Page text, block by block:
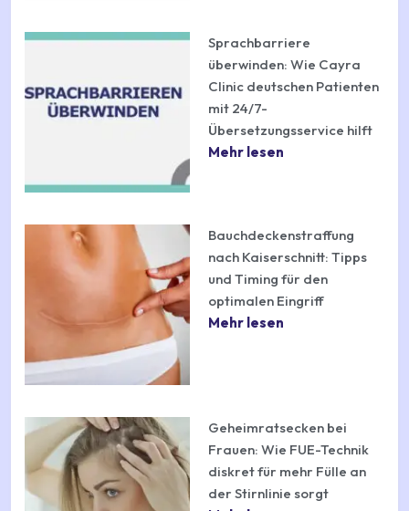
Sprachbarriere
überwinden: Wie Cayra
Clinic deutschen Patienten
mit 24/7-
Übersetzungsservice hilft
Mehr lesen
Bauchdeckenstraffung
nach Kaiserschnitt: Tipps
und Timing für den
optimalen Eingriff
Mehr lesen
Geheimratsecken bei
Frauen: Wie FUE-Technik
diskret für mehr Fülle an
der Stirnlinie sorgt